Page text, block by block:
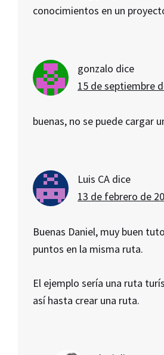
conocimientos en un
gonzalo dice
15 de septiembre
buenas, no se puede cargar
Luis CA dice
13 de febrero de
Buenas Daniel, muy buen
puntos en la misma ruta.
El ejemplo sería una ruta
así hasta crear una ruta.